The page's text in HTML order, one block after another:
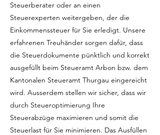
Steuerberater oder an einen
Steuerexperten weitergeben, der die
Einkommenssteuer für Sie erledigt. Unsere
erfahrenen Treuhänder sorgen dafür, dass
die Steuerdokumente pünktlich und korrekt
ausgefüllt beim Steueramt Arbon bzw. dem
Kantonalen Steueramt Thurgau eingereicht
wird. Ausserdem stellen wir sicher, dass wir
durch Steueroptimierung Ihre
Steuerabzüge maximieren und somit die
Steuerlast für Sie minimieren. Das Ausfüllen